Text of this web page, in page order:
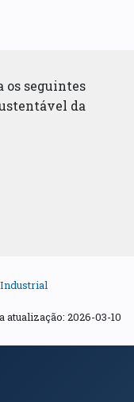
os seguintes
da
atualização: 2026-03-10